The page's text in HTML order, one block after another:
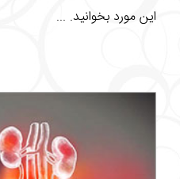
این مورد بخوانید. ...